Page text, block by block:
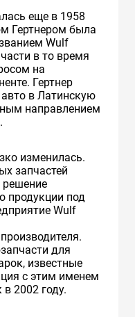
еще в 1958
Гертнером была
Wulf
в то время
на
Гертнер
в Латинскую
направлением
изменилась.
запчастей
решение
продукции под
Wulf
для
известные
с этим именем
2002 году.